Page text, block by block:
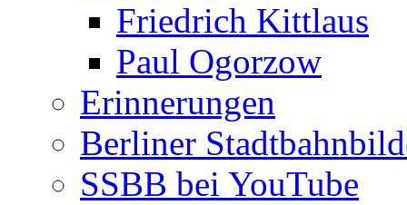
Friedrich Kittlaus
Paul Ogorzow
Erinnerungen
Berliner
SSBB bei YouTube